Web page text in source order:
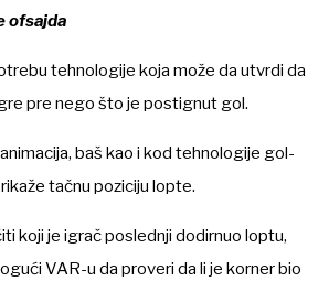
ofsajda
tehnologije koja može da utvrdi da
pre nego što je postignut gol.
baš kao i kod tehnologije gol-
tačnu poziciju lopte.
koji je igrač poslednji dodirnuo loptu,
VAR-u da proveri da li je korner bio